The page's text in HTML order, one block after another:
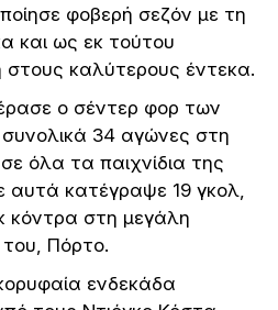
φοβερή σεζόν με τη
και ως εκ τούτου
στους καλύτερους έντεκα.
ο σέντερ φορ των
34 αγώνες στη
όλα τα παιχνίδια της
κατέγραψε 19 γκολ,
κόντρα στη μεγάλη
Πόρτο.
ενδεκάδα